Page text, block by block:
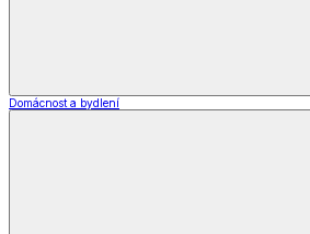
Domácnost a bydlení